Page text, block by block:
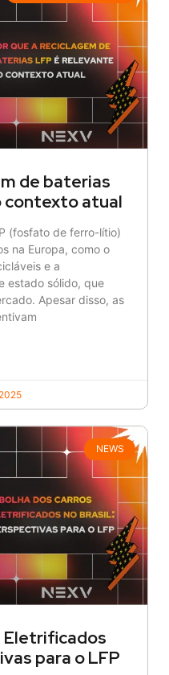
de baterias
contexto atual
(fosfato de ferro-lítio)
na Europa, como o
e a
estado sólido, que
Apesar disso, as
NEWS
Eletrificados
para o LFP